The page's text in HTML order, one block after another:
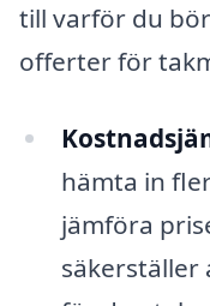
till varför du
offerter för
hämta in
jämföra